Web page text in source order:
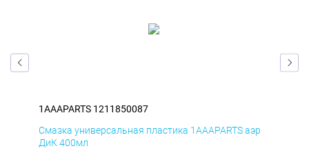
1AAAPARTS 1211850087
Смазка универсальная пластика 1AAAPARTS аэр
ДиК 400мл